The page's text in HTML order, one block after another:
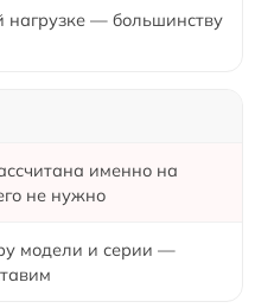
нагрузке — большинству
именно на
не нужно
модели и серии —